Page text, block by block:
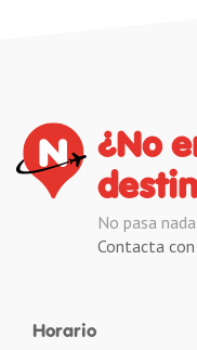
¿No
No pasa
Contacta
Horario